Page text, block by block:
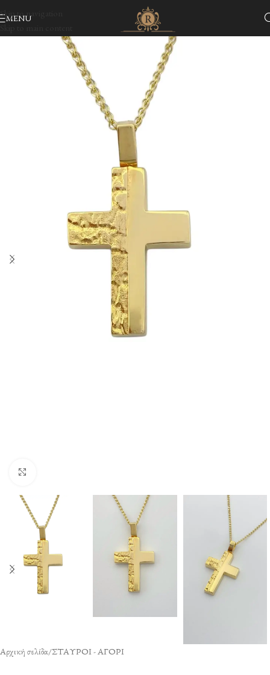
Skip to navigation
MENU
Αρχική σελίδα/ΣΤΑΥΡΟΙ - ΑΓΟΡΙ